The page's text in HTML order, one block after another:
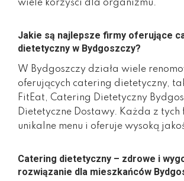
wiele korzyści dla organizmu.
Jakie są najlepsze firmy oferujące
dietetyczny w Bydgoszczy?
W Bydgoszczy działa wiele
oferujących catering dietetyczny,
FitEat, Catering Dietetyczny
Dietetyczne Dostawy. Każda z tych
unikalne menu i oferuje wysoką
Catering dietetyczny – zdrowe i
rozwiązanie dla mieszkańców